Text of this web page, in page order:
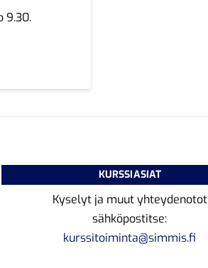
9.30.
KURSSIASIAT
Kyselyt ja muut yhteydenotot
sähköpostitse:
kurssitoiminta@simmis.fi